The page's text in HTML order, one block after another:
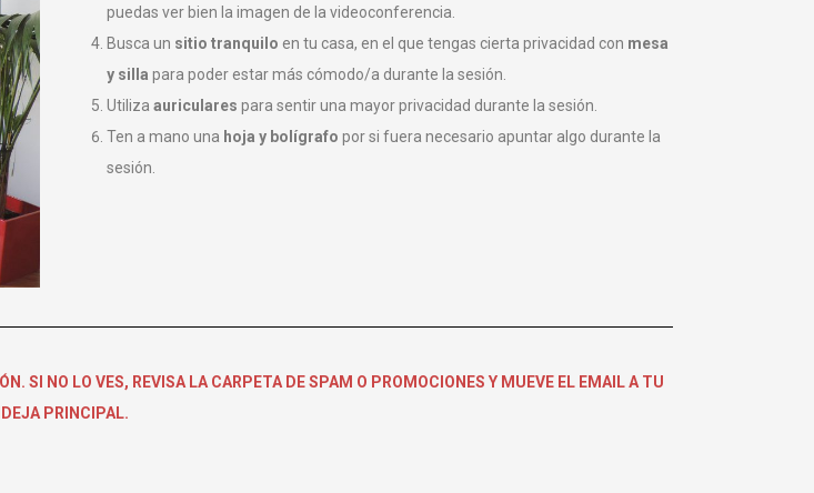
puedas ver bien la imagen de la videoconferencia.
Busca un sitio tranquilo en tu casa, en el que tengas cierta privacidad con mesa
y silla para poder estar más cómodo/a durante la sesión.
Utiliza auriculares para sentir una mayor privacidad durante la sesión.
Ten a mano una hoja y bolígrafo por si fuera necesario apuntar algo durante la
sesión.
SI NO LO VES, REVISA LA CARPETA DE SPAM O PROMOCIONES Y MUEVE EL EMAIL A TU
PRINCIPAL.